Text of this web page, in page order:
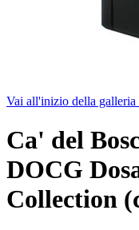
Vai all'inizio della
Ca' del
DOCG
Collection